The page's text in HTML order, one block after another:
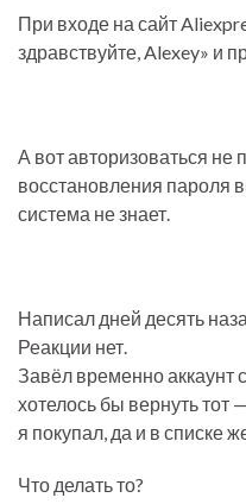
При входе на сайт
здравствуйте, Alexey» и
А вот авторизоваться не
восстановления пароля
система не знает.
Написал дней десять
Реакции нет.
Завёл временно аккаунт
хотелось бы вернуть тот
я покупал, да и в списке
Что делать то?